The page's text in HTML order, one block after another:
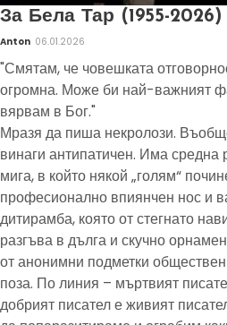
За Бела Тар (1955-2026)
Anton 06.01.2026
"Смятам, че човешката
огромна. Може би най-важният
вярвам в Бог."
Мразя да пиша некролози.
винаги антипатичен. Има средна
мига, в който някой „голям“
професионално впиянчен нос и
дитирамба, която от стегнато
разгъва в дълга и скучно
от анонимни подметки
поза. По линия – мъртвият
добрият писател е живият